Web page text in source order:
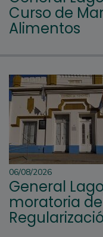
Curso de
Alimentos
06/08/2026
General
moratoria